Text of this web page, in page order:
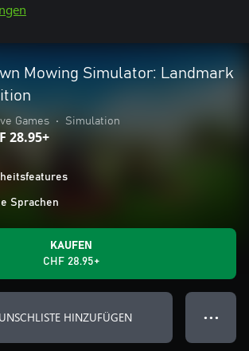
Mowing Simulator: Landmark
Games • Simulation
28.95+
Sprachen
KAUFEN
CHF 28.95+
HINZUFÜGEN ● ● ●